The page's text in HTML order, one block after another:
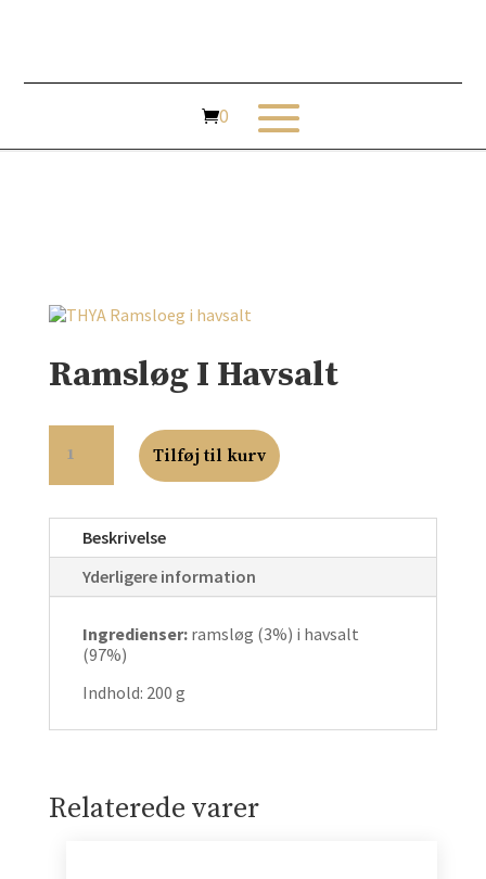
Ramsløg I Havsalt
Tilføj til kurv
Beskrivelse
Yderligere information
Ingredienser: ramsløg (3%) i havsalt
(97%)
Indhold: 200 g
Relaterede varer